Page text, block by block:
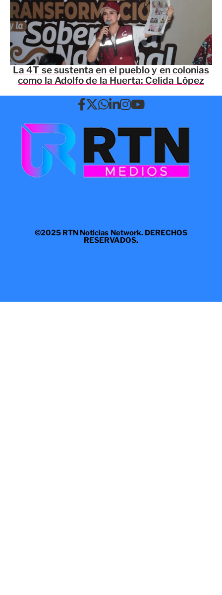
La 4T se sustenta en el pueblo y en colonias
como la Adolfo de la Huerta: Celida López
©2025 RTN Noticias Network. DERECHOS
RESERVADOS.